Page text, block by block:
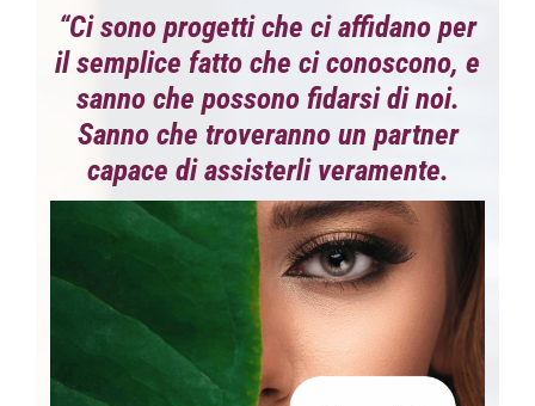
Il nostro lavoro
Lavora con Noi
Case History
“Ci sono progetti che ci affidano per
il semplice fatto che ci conoscono, e
sanno che possono fidarsi di noi.
Sanno che troveranno un partner
capace di assisterli veramente.